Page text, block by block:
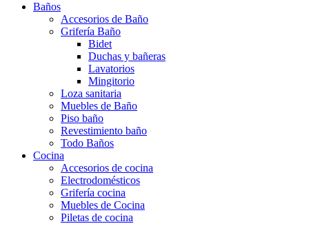
Baños
Accesorios de Baño
Grifería Baño
Bidet
Duchas y bañeras
Lavatorios
Mingitorio
Loza sanitaria
Muebles de Baño
Piso baño
Revestimiento baño
Todo Baños
Cocina
Accesorios de cocina
Electrodomésticos
Grifería cocina
Muebles de Cocina
Piletas de cocina